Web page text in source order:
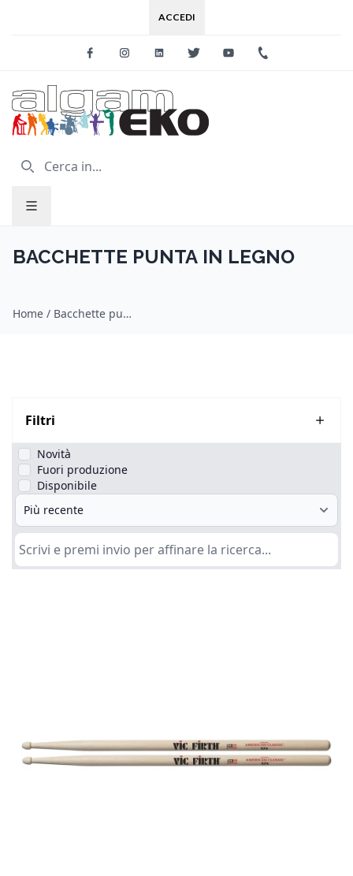
ACCEDI
FacebookInstagramLinkedinTwitter Youtube
BACCHETTE PUNTA IN LEGNO
Home / Bacchette punta in legno
Filtri
Novità
Fuori produzione
Disponibile